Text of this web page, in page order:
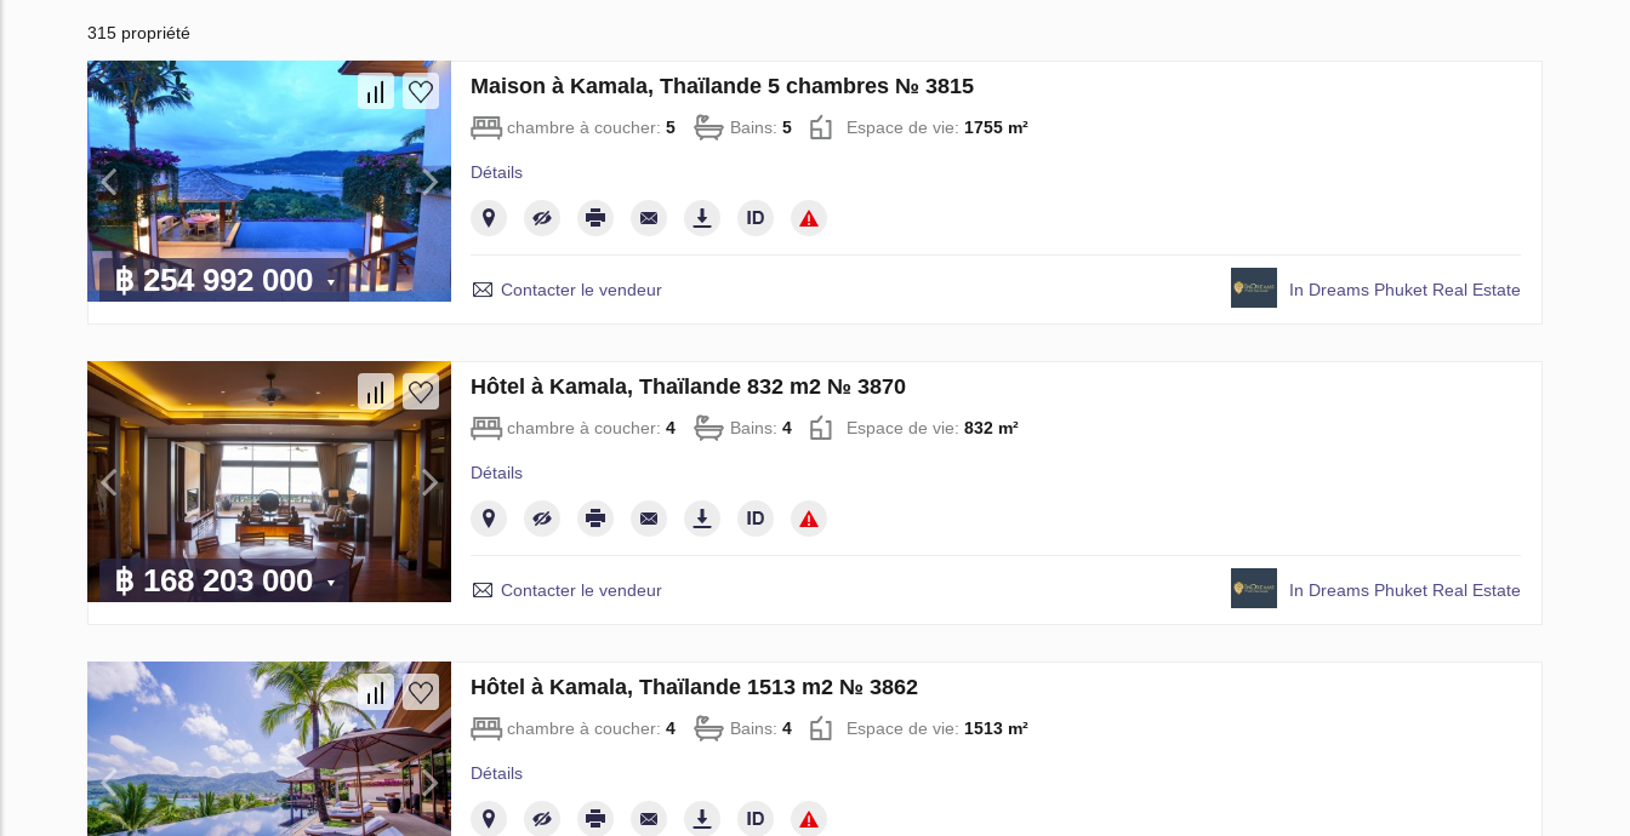
315 propriété
฿ 254 992 000
Maison à Kamala, Thaïlande 5 chambres № 3815
chambre à coucher: 5 Bains: 5 Espace de vie: 1755 m²
Détails
Contacter le vendeur In Dreams Phuket Real Estate
฿ 168 203 000
Hôtel à Kamala, Thaïlande 832 m2 № 3870
chambre à coucher: 4 Bains: 4 Espace de vie: 832 m²
Détails
Contacter le vendeur In Dreams Phuket Real Estate
Hôtel à Kamala, Thaïlande 1513 m2 № 3862
chambre à coucher: 4 Bains: 4 Espace de vie: 1513 m²
Détails